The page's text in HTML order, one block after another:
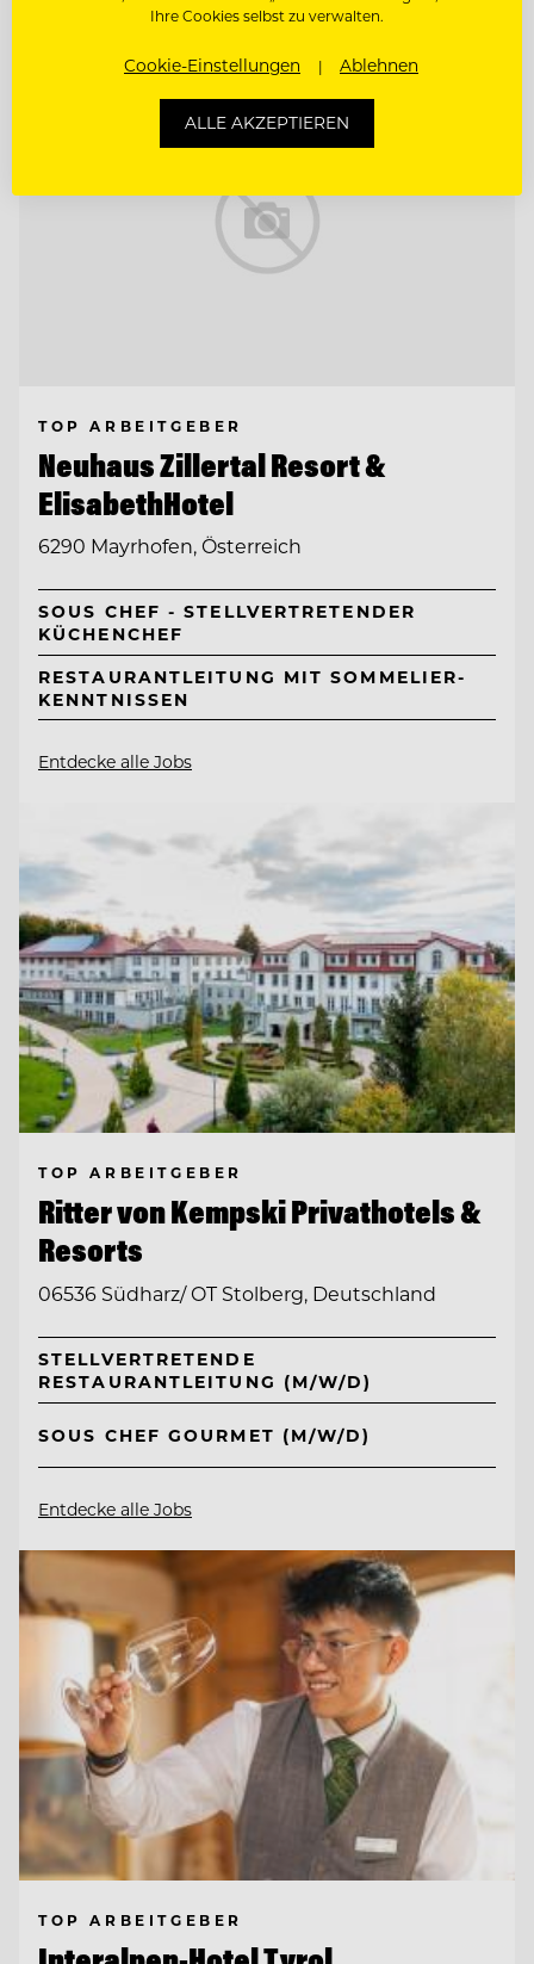
Entdecke alle Jobs
TOP ARBEITGEBER
Neuhaus Zillertal Resort &
ElisabethHotel
6290 Mayrhofen, Österreich
SOUS CHEF - STELLVERTRETENDER
KÜCHENCHEF
RESTAURANTLEITUNG MIT SOMMELIER-
KENNTNISSEN
Entdecke alle Jobs
TOP ARBEITGEBER
Ritter von Kempski Privathotels &
Resorts
06536 Südharz/ OT Stolberg, Deutschland
STELLVERTRETENDE
RESTAURANTLEITUNG (M/W/D)
SOUS CHEF GOURMET (M/W/D)
Entdecke alle Jobs
TOP ARBEITGEBER
Ihre Cookies selbst zu verwalten.
Cookie-Einstellungen Ablehnen
ALLE AKZEPTIEREN